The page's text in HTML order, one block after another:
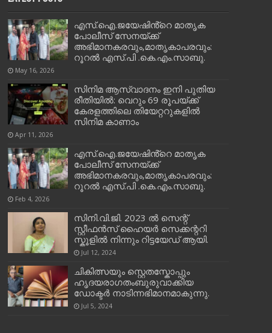
എസ്.ഐ.ജയേഷിൻ്റെ മാതൃക
പോലീസ് സേനയ്ക്ക്
അഭിമാനകരവും,മാതൃകാപരവും:
റൂറൽ എസ്.പി .കെ.എം.സാബു.
May 16, 2026
സിനിമ ആസ്വാദനം ഇനി പുതിയ
രീതിയിൽ: വെറും 69 രൂപയ്ക്ക്
കേരളത്തിലെ തിയേറ്ററുകളിൽ
സിനിമ കാണാം
Apr 11, 2026
എസ്.ഐ.ജയേഷിൻ്റെ മാതൃക
പോലീസ് സേനയ്ക്ക്
അഭിമാനകരവും,മാതൃകാപരവും:
റൂറൽ എസ്.പി .കെ.എം.സാബു.
Feb 4, 2026
സിനി.വി.ജി. 2023 ൽ സെന്റ്
സ്റ്റീഫൻസ് ഹൈയർ സെക്കന്ററി
സ്കൂളിൽ നിന്നും റിട്ടയേഡ് ആയി.
Jul 12, 2024
ചികിത്സയും സ്റ്റെതസ്കോപ്പും
ഹൃദയരാഗതംബുരുവാക്കിയ
ഡോക്ടർ നാടിന്നഭിമാനമാകുന്നു.
Jul 5, 2024